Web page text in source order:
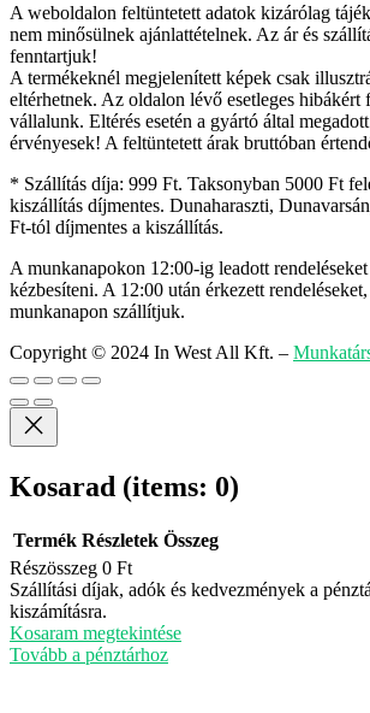
A weboldalon feltüntetett adatok kizárólag
nem minősülnek ajánlattételnek. Az ár és
fenntartjuk!
A termékeknél megjelenített képek csak
eltérhetnek. Az oldalon lévő esetleges hibákért
vállalunk. Eltérés esetén a gyártó által
érvényesek! A feltüntetett árak bruttóban
* Szállítás díja: 999 Ft. Taksonyban 5000 Ft
kiszállítás díjmentes. Dunaharaszti,
Ft-tól díjmentes a kiszállítás.
A munkanapokon 12:00-ig leadott
kézbesíteni. A 12:00 után érkezett
munkanapon szállítjuk.
Copyright © 2024 In West All Kft. –
Kosarad (items: 0)
Termékek
a
kosárban
Termék Részletek Összeg
Részösszeg 0 Ft
Szállítási díjak, adók és kedvezmények a
kiszámításra.
Kosaram megtekintése
Tovább a pénztárhoz